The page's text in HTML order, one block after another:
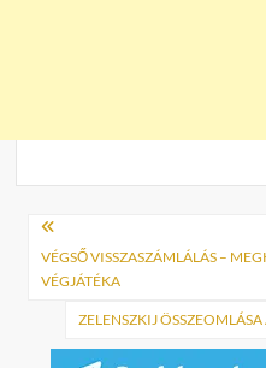
Bejegyzés
navigáció
VÉGSŐ VISSZASZÁMLÁLÁS –
VÉGJÁTÉKA
ZELENSZKIJ